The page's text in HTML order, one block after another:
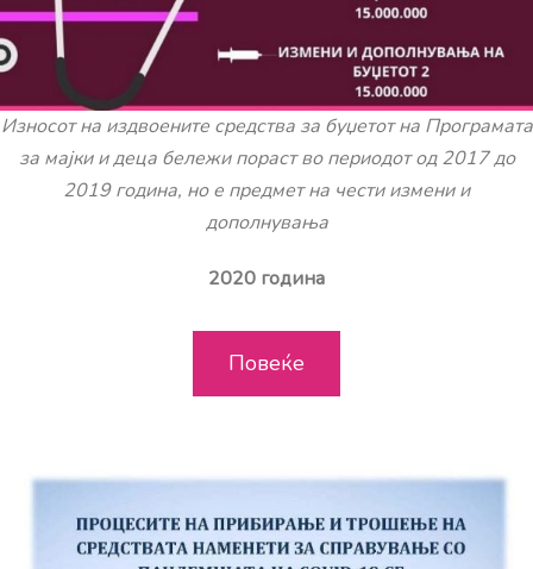
Износот на издвоените средства за буџетот на Програмата
за мајки и деца бележи пораст во периодот од 2017 до
2019 година, но е предмет на чести измени и
дополнувања
2020 година
Повеќе